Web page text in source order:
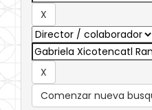
Comenzar nueva